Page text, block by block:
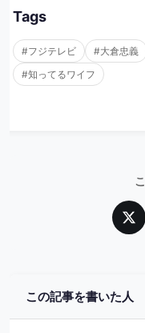
Tags
#フジテレビ #大倉忠義
#知ってるワイフ
この記事を書いた人